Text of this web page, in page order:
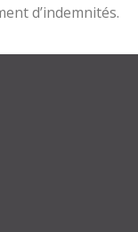
d’indemnités.